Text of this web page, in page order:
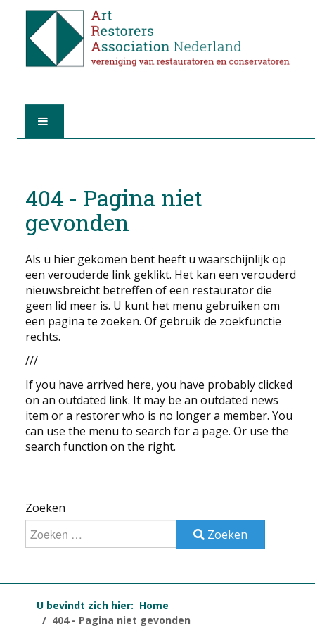
OVER A.R.A.
DE RESTAURATOREN
LID WORDEN
VIND EEN RESTAURATOR
EDUCATIE
CONTACT
Selecteer de taal
404 - Pagina niet
gevonden
Als u hier gekomen bent heeft u waarschijnlijk op
een verouderde link geklikt. Het kan een verouderd
nieuwsbreicht betreffen of een restaurator die
geen lid meer is. U kunt het menu gebruiken om
een pagina te zoeken. Of gebruik de zoekfunctie
rechts.
///
If you have arrived here, you have probably clicked
on an outdated link. It may be an outdated news
item or a restorer who is no longer a member. You
can use the menu to search for a page. Or use the
search function on the right.
Zoeken
Zoeken
U bevindt zich hier: Home
404 - Pagina niet gevonden